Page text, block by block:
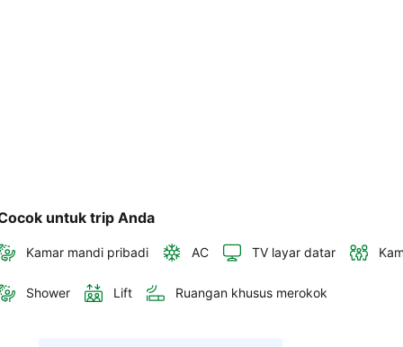
untuk trip Anda
Kamar mandi pribadi AC TV layar datar
Shower Lift Ruangan khusus merokok